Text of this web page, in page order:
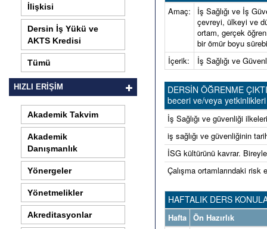
İlişkisi
Dersin İş Yükü ve
AKTS Kredisi
Tümü
HIZLI ERİŞİM
Akademik Takvim
Akademik
Danışmanlık
Yönergeler
Yönetmelikler
Akreditasyonlar
Amaç:
İş Sağlığı ve İş
çevreyi, ülkeyi ve
ortam, gerçek
bir ömür boyu
İçerik:
İş Sağlığı ve
DERSİN ÖĞRENME
beceri ve/veya
İş Sağlığı ve güvenliği
iş sağlığı ve güvenliğinin
İSG kültürünü kavrar.
Çalışma ortamlarındaki risk
HAFTALIK DERS
Hafta Ön Hazırlık